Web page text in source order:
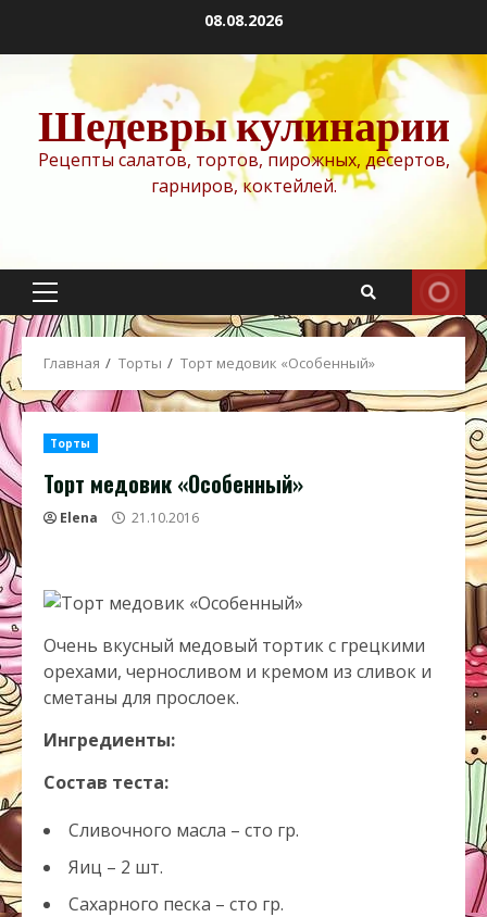
содержимому
08.08.2026
Шедевры кулинарии
Рецепты салатов, тортов, пирожных, десертов,
гарниров, коктейлей.
Основное
меню
Главная Торты Торт медовик «Особенный»
Торты
Торт медовик «Особенный»
Elena 21.10.2016
Очень вкусный медовый тортик с грецкими
орехами, черносливом и кремом из сливок и
сметаны для прослоек.
Ингредиенты:
Состав теста:
Сливочного масла – сто гр.
Яиц – 2 шт.
Сахарного песка – сто гр.